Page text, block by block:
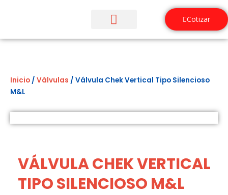
Cotizar
Inicio / Válvulas / Válvula Chek Vertical Tipo Silencioso
M&L
VÁLVULA CHEK VERTICAL
TIPO SILENCIOSO M&L